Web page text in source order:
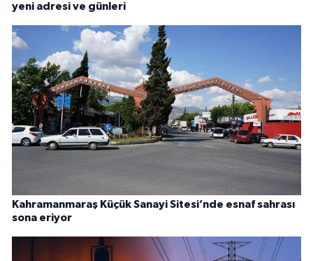
yeni adresi ve günleri
Kahramanmaraş Küçük Sanayi Sitesi’nde esnaf sahrası
sona eriyor